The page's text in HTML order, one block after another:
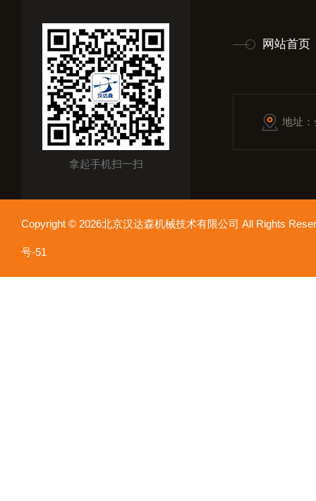
拿起手机扫一扫
网站首页
地址
Copyright © 2026北京汉达森机械技术有限公司 All Rights
号-51